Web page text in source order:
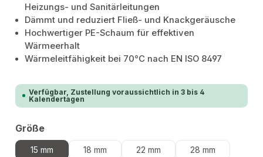
Heizungs- und Sanitärleitungen
Dämmt und reduziert Fließ- und Knackgeräusche
Hochwertiger PE-Schaum für effektiven
Wärmeerhalt
Wärmeleitfähigkeit bei 70°C nach EN ISO 8497
Verfügbar, Zustellung voraussichtlich in 3 bis 4
Kalendertagen
Größeauswählen
15 mm 18 mm 22 mm
28 mm